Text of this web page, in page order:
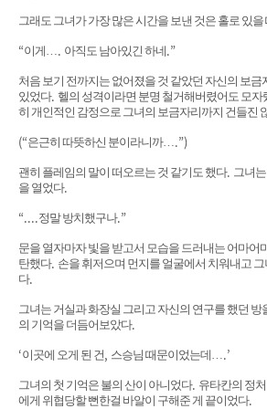
그래도 그녀가 가장 많은 시간을 보낸 것은 홀로 있을
“이게…. 아직도 남아있긴 하네.”
처음 보기 전까지는 없어졌을 것 같았던 자신의 보금
있었다. 헬의 성격이라면 분명 철거해버렸어도 모자
히 개인적인 감정으로 그녀의 보금자리까지 건들진
(“은근히 따뜻하신 분이라니까….”)
괜히 플레임의 말이 떠오르는 것 같기도 했다. 그녀
을 열었다.
“....정말 방치했구나.”
문을 열자마자 빛을 받고서 모습을 드러내는 어마어
탄했다. 손을 휘저으며 먼지를 얼굴에서 치워내고
다.
그녀는 거실과 화장실 그리고 자신의 연구를 했던 방
의 기억을 더듬어보았다.
‘이곳에 오게 된 건, 스승님 때문이었는데….’
그녀의 첫 기억은 불의 산이 아니었다. 유타칸의 정
에게 위협당할 뻔한걸 바알이 구해준 게 끝이었다.